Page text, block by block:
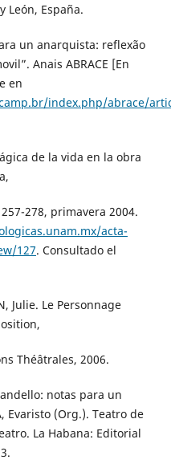
León, España.
un anarquista: reflexão
Anais ABRACE [En
en
index.php/abrace/
de la vida en la obra
278, primavera 2004.
acta-
127. Consultado el
Julie. Le Personnage
Théâtrales, 2006.
notas para un
Evaristo (Org.). Teatro de
La Habana: Editorial